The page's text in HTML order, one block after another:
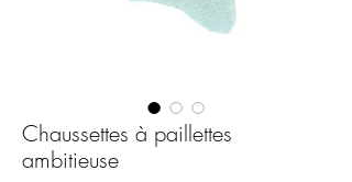
Chaussettes à paillettes
ambitieuse